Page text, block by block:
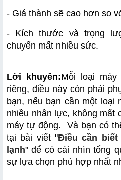
- Giá thành sẽ cao hơn so
- Kích thước và trọng
chuyển mất nhiều sức.
Lời khuyên:Mỗi loại
riêng, điều này còn phải
bạn, nếu bạn cần một loại
nhiều nhân lực, không mất
máy tự động.  Và bạn có
tại bài viết "Điều cần
lạnh" để có cái nhìn tổng
sự lựa chọn phù hợp nhất